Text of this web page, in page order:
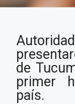
primer
Público
de
primer
país.